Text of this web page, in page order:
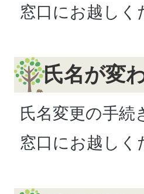
窓口にお越しく
氏名が変
氏名変更の手続
窓口にお越しく